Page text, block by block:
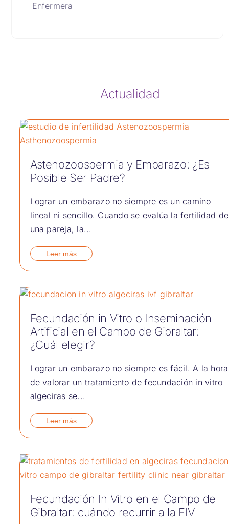
Enfermera
Actualidad
Astenozoospermia y Embarazo: ¿Es
Posible Ser Padre?
Lograr un embarazo no siempre es un camino
lineal ni sencillo. Cuando se evalúa la fertilidad de
una pareja, la...
Leer más
Fecundación in Vitro o Inseminación
Artificial en el Campo de Gibraltar:
¿Cuál elegir?
Lograr un embarazo no siempre es fácil. A la hora
de valorar un tratamiento de fecundación in vitro
algeciras se...
Leer más
Fecundación In Vitro en el Campo de
Gibraltar: cuándo recurrir a la FIV